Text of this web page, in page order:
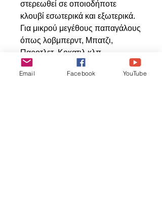
στερεωθεί σε οποιοδήποτε
κλουβί εσωτερικά και εξωτερικά.
Για μικρού μεγέθους παπαγάλους
όπως λοβμπερντ, Μπατζι,
Παροτλετ, Κοκατιλ κλπ
15εκ μήκος και 9-15εκ διάμετρος
Email Facebook YouTube